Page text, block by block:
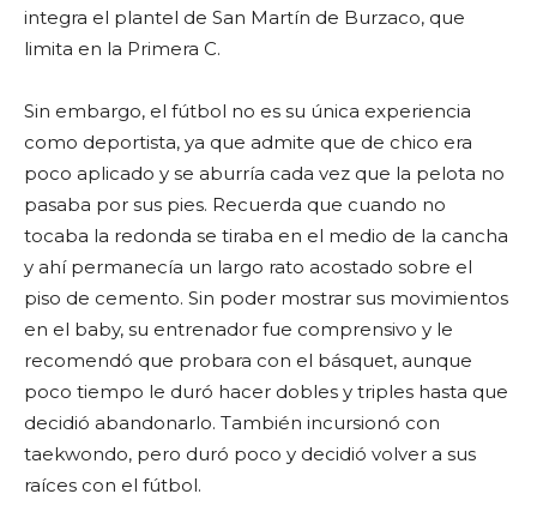
integra el plantel de San Martín de Burzaco, que
limita en la Primera C.
Sin embargo, el fútbol no es su única experiencia
como deportista, ya que admite que de chico era
poco aplicado y se aburría cada vez que la pelota no
pasaba por sus pies. Recuerda que cuando no
tocaba la redonda se tiraba en el medio de la cancha
y ahí permanecía un largo rato acostado sobre el
piso de cemento. Sin poder mostrar sus movimientos
en el baby, su entrenador fue comprensivo y le
recomendó que probara con el básquet, aunque
poco tiempo le duró hacer dobles y triples hasta que
decidió abandonarlo. También incursionó con
taekwondo, pero duró poco y decidió volver a sus
raíces con el fútbol.